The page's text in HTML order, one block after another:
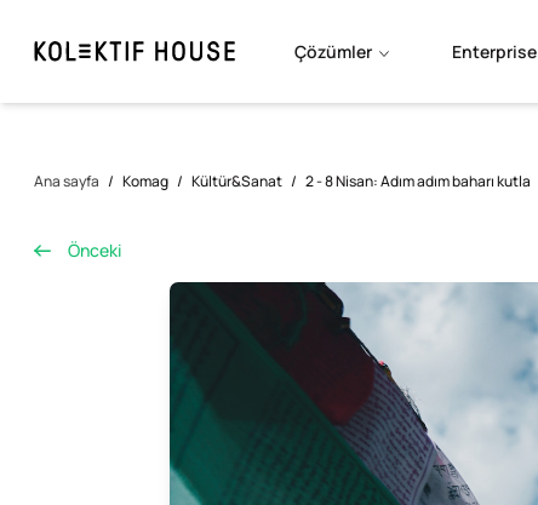
Çözümler Enterprise
Ana sayfa / Komag / Kültür&Sanat / 2 - 8 Nisan: Adım adım baharı kutla
Önceki